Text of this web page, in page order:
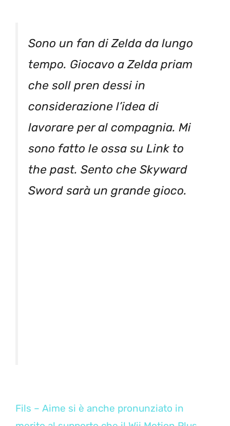
Sono un fan di Zelda da lungo
tempo. Giocavo a Zelda priam
che soll pren dessi in
considerazione l’idea di
lavorare per al compagnia. Mi
sono fatto le ossa su Link to
the past. Sento che Skyward
Sword sarà un grande gioco.
Fils – Aime si è anche pronunziato in